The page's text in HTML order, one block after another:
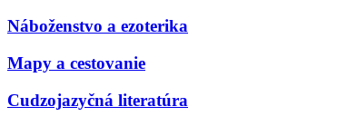
Náboženstvo a ezoterika
Mapy a cestovanie
Cudzojazyčná literatúra